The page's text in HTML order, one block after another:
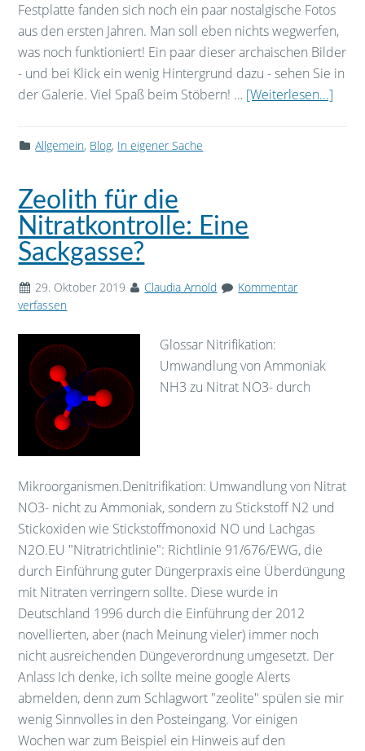
Festplatte fanden sich noch ein paar nostalgische Fotos
aus den ersten Jahren. Man soll eben nichts wegwerfen,
was noch funktioniert! Ein paar dieser archaischen Bilder
- und bei Klick ein wenig Hintergrund dazu - sehen Sie in
der Galerie. Viel Spaß beim Stöbern! … [Weiterlesen...]
Allgemein, Blog, In eigener Sache
Zeolith für die
Nitratkontrolle: Eine
Sackgasse?
29. Oktober 2019 Claudia Arnold
Kommentar
verfassen
Glossar Nitrifikation:
Umwandlung von Ammoniak
NH3 zu Nitrat NO3- durch
Mikroorganismen.Denitrifikation: Umwandlung von Nitrat
NO3- nicht zu Ammoniak, sondern zu Stickstoff N2 und
Stickoxiden wie Stickstoffmonoxid NO und Lachgas
N2O.EU "Nitratrichtlinie": Richtlinie 91/676/EWG, die
durch Einführung guter Düngerpraxis eine Überdüngung
mit Nitraten verringern sollte. Diese wurde in
Deutschland 1996 durch die Einführung der 2012
novellierten, aber (nach Meinung vieler) immer noch
nicht ausreichenden Düngeverordnung umgesetzt. Der
Anlass Ich denke, ich sollte meine google Alerts
abmelden, denn zum Schlagwort "zeolite" spülen sie mir
wenig Sinnvolles in den Posteingang. Vor einigen
Wochen war zum Beispiel ein Hinweis auf den